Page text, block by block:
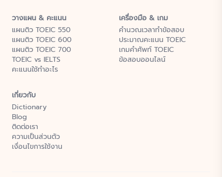
วางแผน & คะแนน
แผนติว TOEIC 550
แผนติว TOEIC 600
แผนติว TOEIC 700
TOEIC vs IELTS
คะแนนใช้ทำอะไร
เครื่องมือ & เกม
คำนวณเวลาทำข้อสอบ
ประมาณคะแนน TOEIC
เกมคำศัพท์ TOEIC
ข้อสอบออนไลน์
เกี่ยวกับ
Dictionary
Blog
ติดต่อเรา
ความเป็นส่วนตัว
เงื่อนไขการใช้งาน